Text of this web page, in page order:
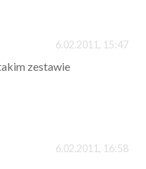
6.02.2011, 15:47
zestawie
6.02.2011, 16:58